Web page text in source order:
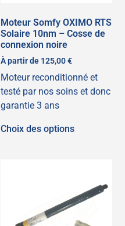
Moteur Somfy OXIMO RTS
Solaire 10nm – Cosse de
connexion noire
À partir de 125,00€
Moteur reconditionné et
testé par nos soins et donc
garantie 3 ans
Choix des options